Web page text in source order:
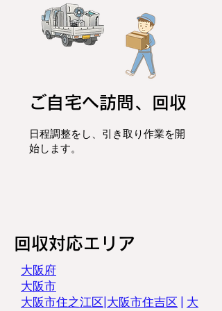
ご自宅へ訪問、回収
日程調整をし、 引き取り作業を開
始します。
​回収対応エリア
​大阪府
大阪市
大阪市住之江区 大阪市住吉区 大